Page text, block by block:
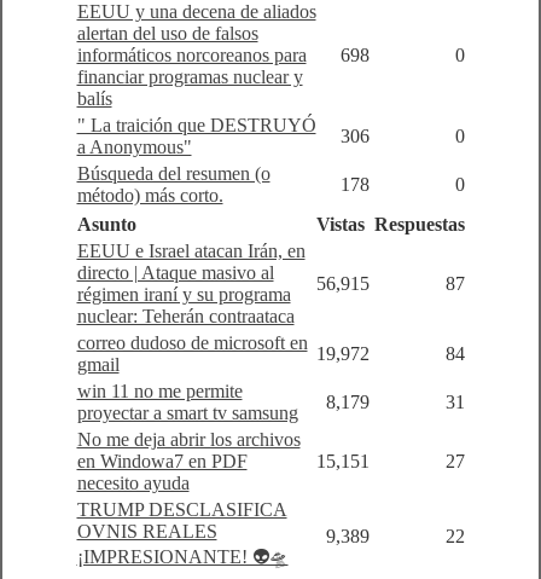
EEUU y una decena de aliados
alertan del uso de falsos
informáticos norcoreanos para
financiar programas nuclear y
balís
698 0
" La traición que DESTRUYÓ
a Anonymous"
306
0
Búsqueda del resumen (o
método) más corto.
178
0
Asunto
Vistas Respuestas
EEUU e Israel atacan Irán, en
directo | Ataque masivo al
régimen iraní y su programa
nuclear: Teherán contraataca
56,915 87
correo dudoso de microsoft en
gmail
19,972
84
win 11 no me permite
proyectar a smart tv samsung
8,179
31
No me deja abrir los archivos
en Windowa7 en PDF
necesito ayuda
15,151 27
TRUMP DESCLASIFICA
OVNIS REALES
¡IMPRESIONANTE! 👽🛸
9,389 22